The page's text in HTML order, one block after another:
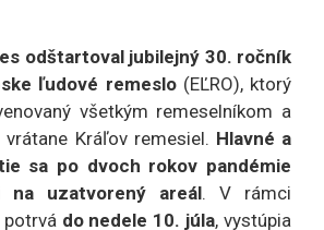
odštartoval jubilejný 30. ročník
ľudové remeslo(EĽRO), ktorý
všetkým remeselníkom a
Kráľov remesiel. Hlavné a
sa po dvoch rokov pandémie
na uzatvorený areál. V rámci
potrvá do nedele 10. júla, vystúpia